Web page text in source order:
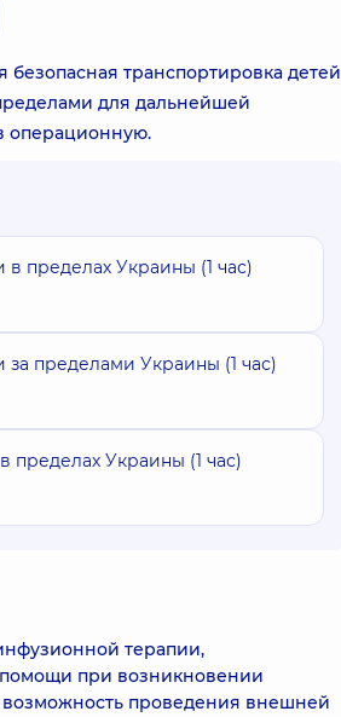
транспортировка детей
для дальнейшей
операционную.
пределах Украины (1 час)
пределами Украины (1 час)
Украины (1 час)
терапии,
при возникновении
проведения внешней